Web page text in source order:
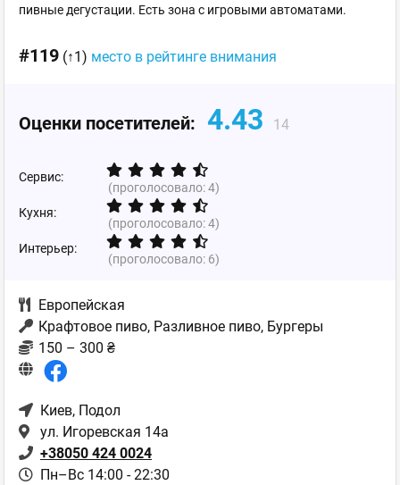
пивные дегустации. Есть зона с игровыми автоматами.
#119 (↑1) место в рейтинге внимания
Оценки посетителей: 4.43 14
Сервис:
(проголосовало:4)
Кухня:
(проголосовало:4)
Интерьер:
(проголосовало: 6)
Европейская
Крафтовое пиво, Разливное пиво, Бургеры
150 – 300 ₴
Киев, Подол
ул. Игоревская 14а
+38050 424 0024
Пн–Вс 14:00 - 22:30